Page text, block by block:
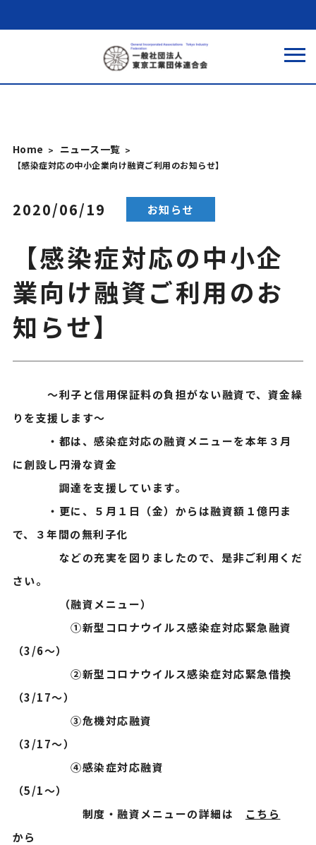
Home ニュース一覧
【感染症対応の中小企業向け融資ご利用のお知らせ】
2020/06/19 お知らせ
【感染症対応の中小企
業向け融資ご利用のお
知らせ】
～利子と信用保証料の負担がない融資で、資金繰
りを支援します～
・都は、感染症対応の融資メニューを本年３月
に創設し円滑な資金
調達を支援しています。
・更に、５月１日（金）からは融資額１億円ま
で、３年間の無利子化
などの充実を図りましたので、是非ご利用くだ
さい。
（融資メニュー）
➀新型コロナウイルス感染症対応緊急融資
（3/6～）
②新型コロナウイルス感染症対応緊急借換
（3/17～）
③危機対応融資
（3/17～）
④感染症対応融資
（5/1～）
制度・融資メニューの詳細は こちら
から